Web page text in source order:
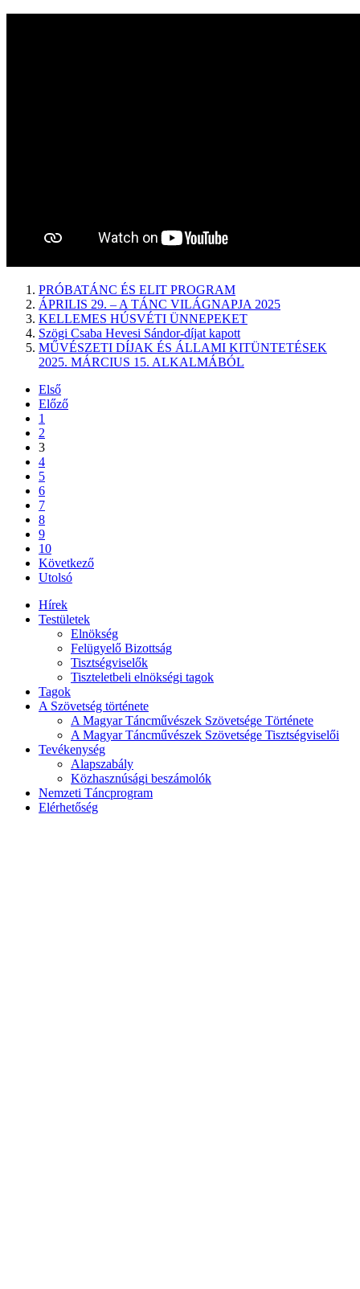
PRÓBATÁNC ÉS ELIT PROGRAM
ÁPRILIS 29. – A TÁNC VILÁGNAPJA 2025
KELLEMES HÚSVÉTI ÜNNEPEKET
Szögi Csaba Hevesi Sándor-díjat kapott
MŰVÉSZETI DÍJAK ÉS ÁLLAMI KITÜNTETÉSEK
2025. MÁRCIUS 15. ALKALMÁBÓL
Első
Előző
1
2
3
4
5
6
7
8
9
10
Következő
Utolsó
Hírek
Testületek
Elnökség
Felügyelő Bizottság
Tisztségviselők
Tiszteletbeli elnökségi tagok
Tagok
A Szövetség története
A Magyar Táncművészek Szövetsége Története
A Magyar Táncművészek Szövetsége Tisztségviselői
Tevékenység
Alapszabály
Közhasznúsági beszámolók
Nemzeti Táncprogram
Elérhetőség